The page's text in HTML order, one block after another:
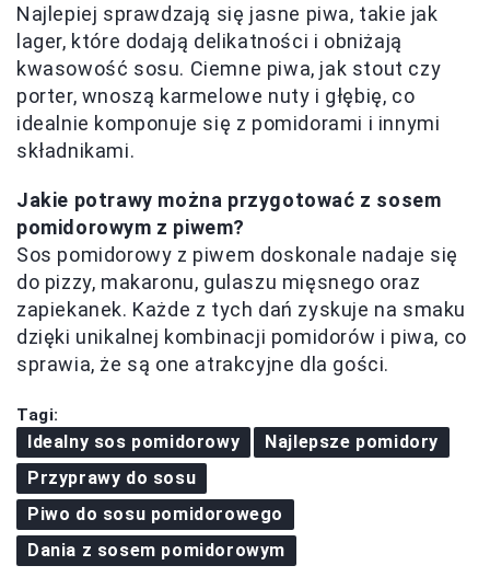
Najlepiej sprawdzają się jasne piwa, takie jak
lager, które dodają delikatności i obniżają
kwasowość sosu. Ciemne piwa, jak stout czy
porter, wnoszą karmelowe nuty i głębię, co
idealnie komponuje się z pomidorami i innymi
składnikami.
Jakie potrawy można przygotować z sosem
pomidorowym z piwem?
Sos pomidorowy z piwem doskonale nadaje się
do pizzy, makaronu, gulaszu mięsnego oraz
zapiekanek. Każde z tych dań zyskuje na smaku
dzięki unikalnej kombinacji pomidorów i piwa, co
sprawia, że są one atrakcyjne dla gości.
Tagi:
Idealny sos pomidorowy
Najlepsze pomidory
Przyprawy do sosu
Piwo do sosu pomidorowego
Dania z sosem pomidorowym